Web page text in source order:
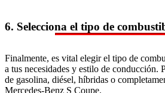
6. Selecciona el tipo de
Finalmente, es vital elegir el tipo de
a tus necesidades y estilo de conducción.
de gasolina, diésel, híbridas o
Mercedes-Benz S Coupe.